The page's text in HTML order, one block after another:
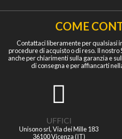
COME
Contattaci liberamente per qualsiasi
procedure di acquisto o di reso. Il nostro
anche per chiarimenti sulla garanzia e
di consegna e per affiancarti
UFFICI
Unisono srl, Via dei Mille 183
36100 Vicenza (IT)